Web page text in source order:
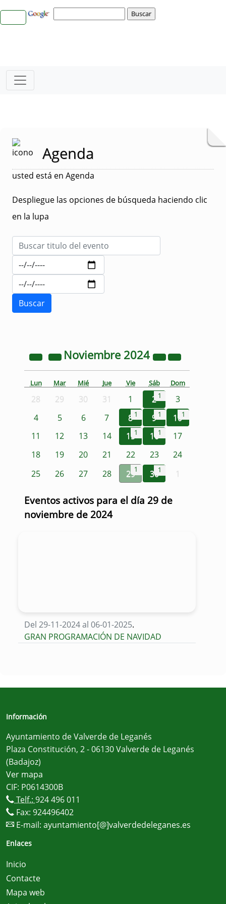
Agenda
usted está en Agenda
Despliegue las opciones de búsqueda haciendo clic
en la lupa
Noviembre 2024
Lun Mar Mié Jue Vie Sáb Dom
28 29 30 31 1 2 1
3
4
5 6 7 8 1 9 1 101
11 12 13 14 151 161
17
18
19 20 21 22 23
24
25
26 27 28 291 301 1
Eventos activos para el día 29 de
noviembre de 2024
Del 29-11-2024 al 06-01-2025.
GRAN PROGRAMACIÓN DE NAVIDAD
Información
Ayuntamiento de Valverde de Leganés
Plaza Constitución, 2 - 06130 Valverde de Leganés
(Badajoz)
Ver mapa
CIF: P0614300B
Telf.: 924 496 011
Fax: 924496402
E-mail: ayuntamiento[@]valverdedeleganes.es
Enlaces
Inicio
Contacte
Mapa web